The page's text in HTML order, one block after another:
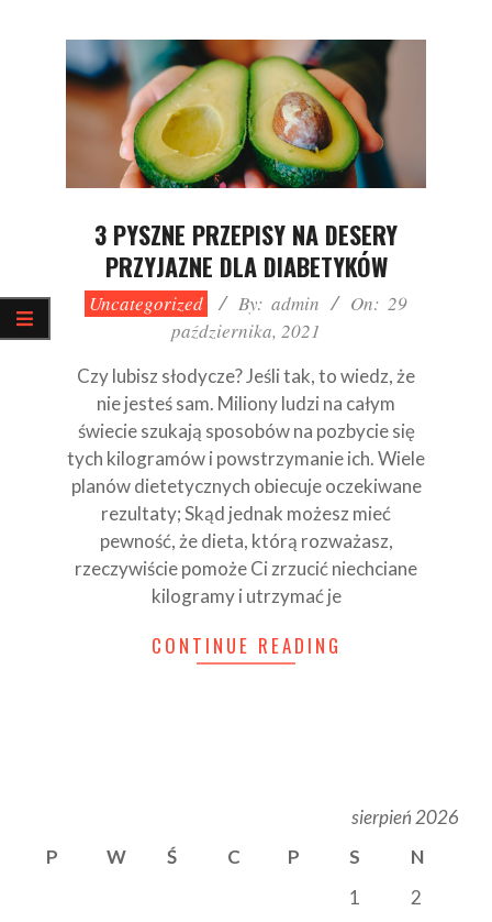
3 PYSZNE PRZEPISY NA DESERY
PRZYJAZNE DLA DIABETYKÓW
2021-
10-
Uncategorized By: admin On: 29
października, 2021
Czy lubisz słodycze? Jeśli tak, to wiedz, że
nie jesteś sam. Miliony ludzi na całym
świecie szukają sposobów na pozbycie się
tych kilogramów i powstrzymanie ich. Wiele
planów dietetycznych obiecuje oczekiwane
rezultaty; Skąd jednak możesz mieć
pewność, że dieta, którą rozważasz,
rzeczywiście pomoże Ci zrzucić niechciane
kilogramy i utrzymać je
CONTINUE READING
sierpień 2026
P
W Ś C P S
N
1
2